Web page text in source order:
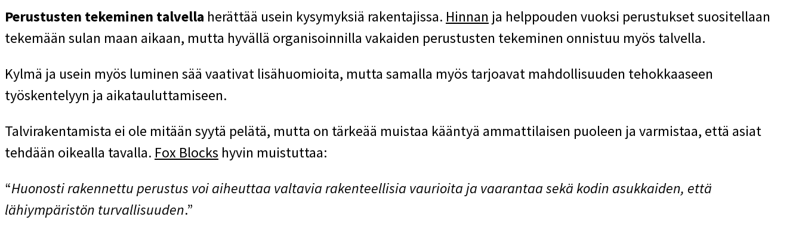
Perustusten tekeminen talvella herättää usein kysymyksiä rakentajissa. Hinnan ja helppouden vuoksi perustukset suositellaan
tekemään sulan maan aikaan, mutta hyvällä organisoinnilla vakaiden perustusten tekeminen onnistuu myös talvella.
Kylmä ja usein myös luminen sää vaativat lisähuomioita, mutta samalla myös tarjoavat mahdollisuuden tehokkaaseen
työskentelyyn ja aikatauluttamiseen.
Talvirakentamista ei ole mitään syytä pelätä, mutta on tärkeää muistaa kääntyä ammattilaisen puoleen ja varmistaa, että asiat
tehdään oikealla tavalla. Fox Blocks hyvin muistuttaa:
“Huonosti rakennettu perustus voi aiheuttaa valtavia rakenteellisia vaurioita ja vaarantaa sekä kodin asukkaiden, että
lähiympäristön turvallisuuden.”